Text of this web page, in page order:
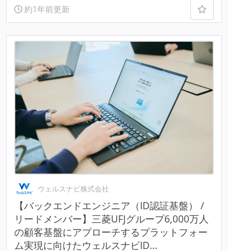
約1年前更新
ウェルスナビ株式会社
【バックエンドエンジニア（ID認証基盤） /
リードメンバー】三菱UFJグループ6,000万人
の顧客基盤にアプローチするプラットフォー
ム実現に向けたウェルスナビID...